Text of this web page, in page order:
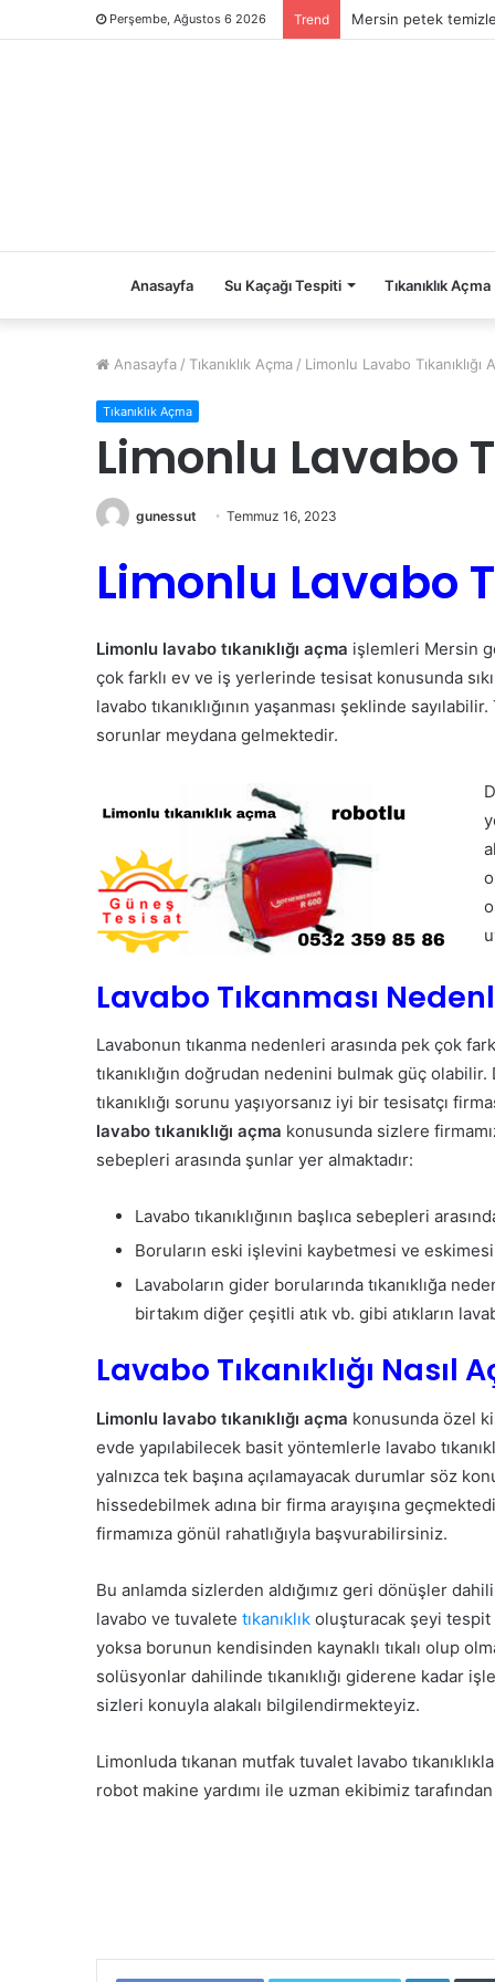
Perşembe, Ağustos 6 2026 Trend Mersin petek
Anasayfa Su Kaçağı Tespiti Tıkanıklık Açma
Anasayfa / Tıkanıklık Açma / Limonlu Lavabo Tıkanıklığı
Tıkanıklık Açma
Limonlu Lavabo
gunessut Temmuz 16, 2023
Limonlu Lavabo
Limonlu lavabo tıkanıklığı açma işlemleri Mersin
çok farklı ev ve iş yerlerinde tesisat konusunda
lavabo tıkanıklığının yaşanması şeklinde
sorunlar meydana gelmektedir.
Lavabo Tıkanması
Lavabonun tıkanma nedenleri arasında pek çok
tıkanıklığın doğrudan nedenini bulmak güç
tıkanıklığı sorunu yaşıyorsanız iyi bir tesisatçı
lavabo tıkanıklığı açma konusunda sizlere
sebepleri arasında şunlar yer almaktadır:
Lavabo tıkanıklığının başlıca sebepleri
Boruların eski işlevini kaybetmesi ve
Lavaboların gider borularında tıkanıklığa
birtakım diğer çeşitli atık vb. gibi atıkların
Lavabo Tıkanıklığı Nasıl
Limonlu lavabo tıkanıklığı açma konusunda özel
evde yapılabilecek basit yöntemlerle lavabo
yalnızca tek başına açılamayacak durumlar söz
hissedebilmek adına bir firma arayışına
firmamıza gönül rahatlığıyla başvurabilirsiniz.
Bu anlamda sizlerden aldığımız geri dönüşler
lavabo ve tuvalete tıkanıklık oluşturacak şeyi tespit
yoksa borunun kendisinden kaynaklı tıkalı olup
solüsyonlar dahilinde tıkanıklığı giderene kadar
sizleri konuyla alakalı bilgilendirmekteyiz.
Limonluda tıkanan mutfak tuvalet lavabo
robot makine yardımı ile uzman ekibimiz
LinkedIn